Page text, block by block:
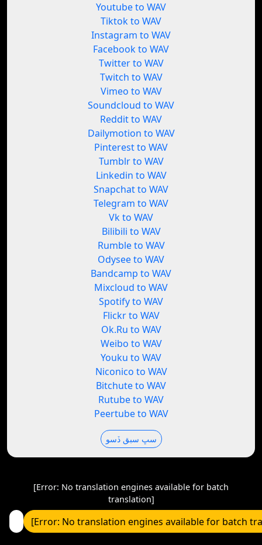
Youtube to WAV
Tiktok to WAV
Instagram to WAV
Facebook to WAV
Twitter to WAV
Twitch to WAV
Vimeo to WAV
Soundcloud to WAV
Reddit to WAV
Dailymotion to WAV
Pinterest to WAV
Tumblr to WAV
Linkedin to WAV
Snapchat to WAV
Telegram to WAV
Vk to WAV
Bilibili to WAV
Rumble to WAV
Odysee to WAV
Bandcamp to WAV
Mixcloud to WAV
Spotify to WAV
Flickr to WAV
Ok.Ru to WAV
Weibo to WAV
Youku to WAV
Niconico to WAV
Bitchute to WAV
Rutube to WAV
Peertube to WAV
سڀ سبق ڏسو
[Error: No translation engines available for batch
translation]
[Error: No translation engines available for batch